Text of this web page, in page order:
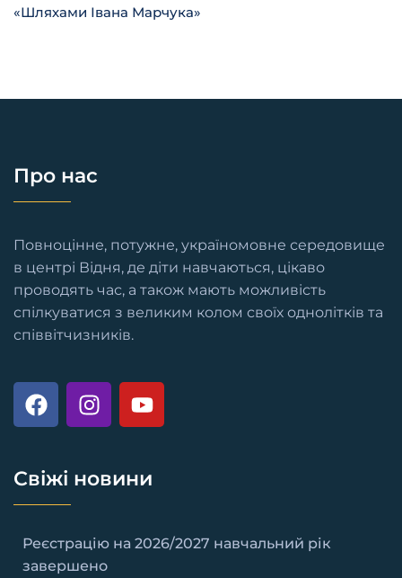
«Шляхами Івана Марчука»
Про нас
Повноцінне, потужне, україномовне середовище
в центрі Відня, де діти навчаються, цікаво
проводять час, а також мають можливість
спілкуватися з великим колом своїх однолітків та
співвітчизників.
Свіжі новини
Реєстрацію на 2026/2027 навчальний рік
завершено